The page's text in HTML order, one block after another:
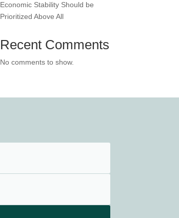
Economic Stability Should be
Prioritized Above All
Recent Comments
No comments to show.